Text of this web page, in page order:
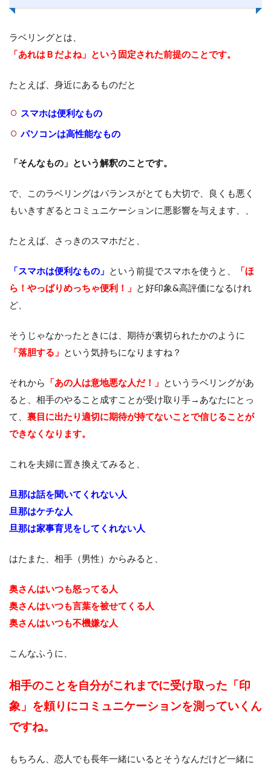
ラベリングとは、
「あれはＢだよね」という固定された前提のことです。
たとえば、身近にあるものだと
スマホは便利なもの
パソコンは高性能なもの
「そんなもの」という解釈のことです。
で、このラベリングはバランスがとても大切で、良くも悪く
もいきすぎるとコミュニケーションに悪影響を与えます、、
たとえば、さっきのスマホだと、
「スマホは便利なもの」 という前提でスマホを使うと、
「ほ
ら！やっぱりめっちゃ便利！」 と好印象&高評価になるけれ
ど、
そうじゃなかったときには、期待が裏切られたかのように
「落胆する」 という気持ちになりますね？
それから 「あの人は意地悪な人だ！」 というラベリングがあ
ると、相手のやること成すことが受け取り手→あなたにとっ
て、 裏目に出たり適切に期待が持てないことで信じることが
できなくなります。
これを夫婦に置き換えてみると、
旦那は話を聞いてくれない人
旦那はケチな人
旦那は家事育児をしてくれない人
はたまた、相手（男性）からみると、
奥さんはいつも怒ってる人
奥さんはいつも言葉を被せてくる人
奥さんはいつも不機嫌な人
こんなふうに、
相手のことを自分がこれまでに受け取った「印
象」を頼りにコミュニケーションを測っていくん
ですね。
もちろん、恋人でも長年一緒にいるとそうなんだけど一緒に